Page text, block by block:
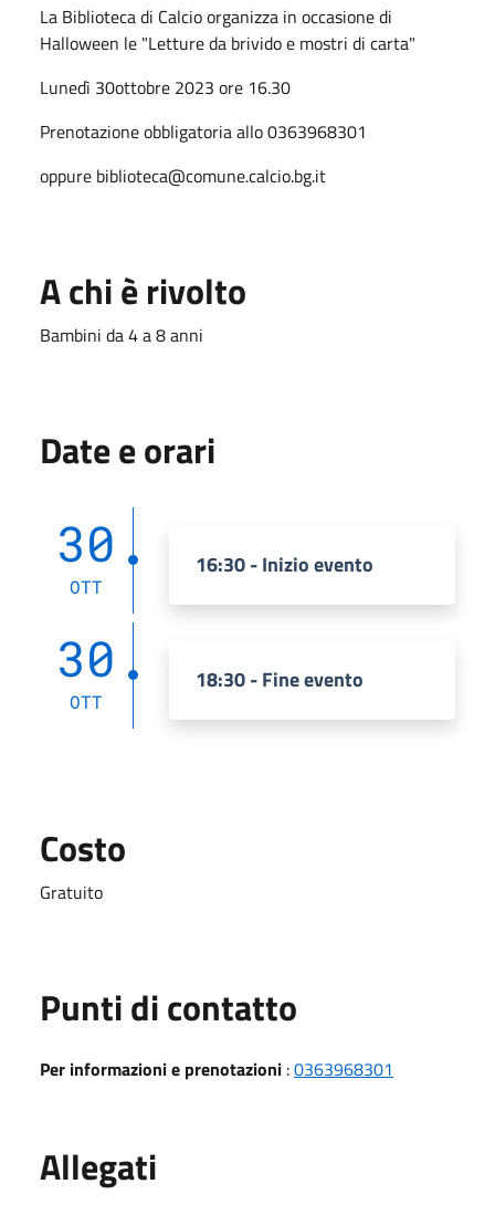
La Biblioteca di Calcio organizza in occasione di
Halloween le "Letture da brivido e mostri di carta"
Lunedì 30ottobre 2023 ore 16.30
Prenotazione obbligatoria allo 0363968301
oppure biblioteca@comune.calcio.bg.it
A chi è rivolto
Bambini da 4 a 8 anni
Date e orari
30
OTT
16:30 - Inizio evento
30
OTT
18:30 - Fine evento
Costo
Gratuito
Punti di contatto
Per informazioni e prenotazioni :0363968301
Allegati